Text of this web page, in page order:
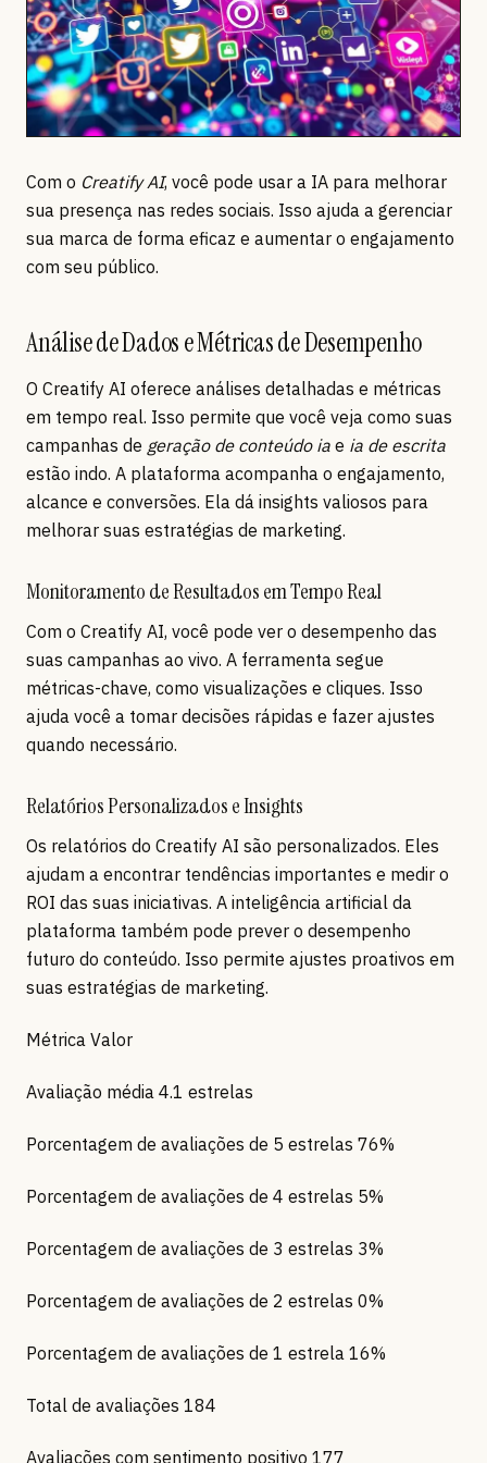
Com o Creatify AI, você pode usar a IA para melhorar
sua presença nas redes sociais. Isso ajuda a gerenciar
sua marca de forma eficaz e aumentar o engajamento
com seu público.
Análise de Dados e Métricas de Desempenho
O Creatify AI oferece análises detalhadas e métricas
em tempo real. Isso permite que você veja como suas
campanhas de geração de conteúdo ia e ia de escrita
estão indo. A plataforma acompanha o engajamento,
alcance e conversões. Ela dá insights valiosos para
melhorar suas estratégias de marketing.
Monitoramento de Resultados em Tempo Real
Com o Creatify AI, você pode ver o desempenho das
suas campanhas ao vivo. A ferramenta segue
métricas-chave, como visualizações e cliques. Isso
ajuda você a tomar decisões rápidas e fazer ajustes
quando necessário.
Relatórios Personalizados e Insights
Os relatórios do Creatify AI são personalizados. Eles
ajudam a encontrar tendências importantes e medir o
ROI das suas iniciativas. A inteligência artificial da
plataforma também pode prever o desempenho
futuro do conteúdo. Isso permite ajustes proativos em
suas estratégias de marketing.
Métrica Valor
Avaliação média 4.1 estrelas
Porcentagem de avaliações de 5 estrelas 76%
Porcentagem de avaliações de 4 estrelas 5%
Porcentagem de avaliações de 3 estrelas 3%
Porcentagem de avaliações de 2 estrelas 0%
Porcentagem de avaliações de 1 estrela 16%
Total de avaliações 184
Avaliações com sentimento positivo 177